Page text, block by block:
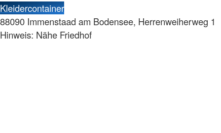
Kleidercontainer
88090 Immenstaad am Bodensee, Herrenweiherweg 1
Hinweis: Nähe Friedhof